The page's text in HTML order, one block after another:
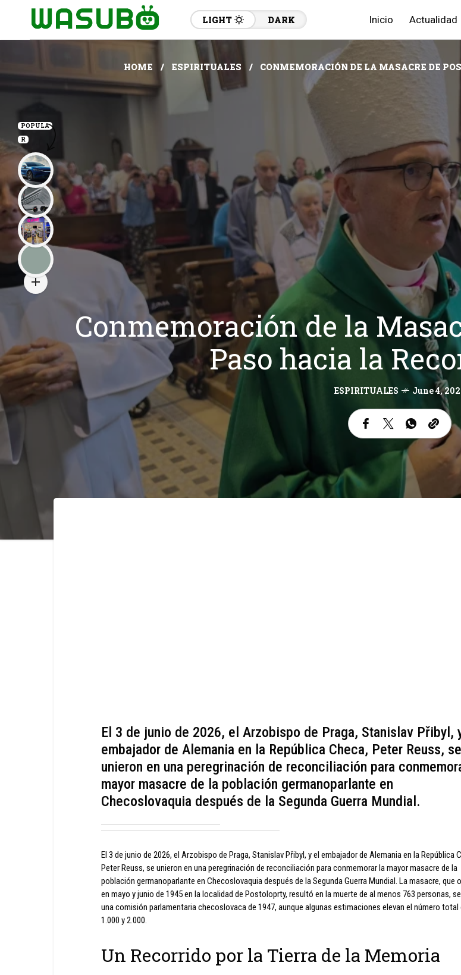
LIGHT DARK Inicio Actualidad
HOME ESPIRITUALES CONMEMORACIÓN DE LA MASACRE DE
Conmemoración de la
Paso hacia la
ESPIRITUALES June 4,
El 3 de junio de 2026, el Arzobispo de Praga, Stanislav Přibyl,
embajador de Alemania en la República Checa, Peter Reuss, se
unieron en una peregrinación de reconciliación para
mayor masacre de la población germanoparlante en
Checoslovaquia después de la Segunda Guerra Mundial.
El 3 de junio de 2026, el Arzobispo de Praga, Stanislav Přibyl, y el embajador de Alemania en la República
Peter Reuss, se unieron en una peregrinación de reconciliación para conmemorar la mayor masacre de la
población germanoparlante en Checoslovaquia después de la Segunda Guerra Mundial. La masacre, que
en mayo y junio de 1945 en la localidad de Postoloprty, resultó en la muerte de al menos 763 personas,
una comisión parlamentaria checoslovaca de 1947, aunque algunas estimaciones elevan el número total
1.000 y 2.000.
Un Recorrido por la Tierra de la Memoria
POPULA
R